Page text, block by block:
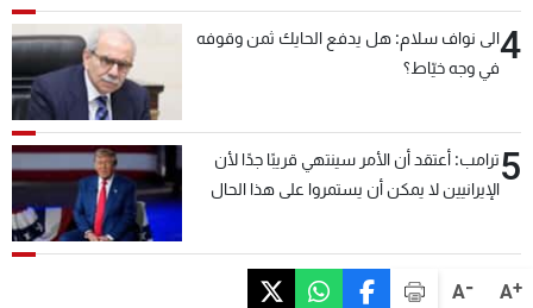
A+
A-
4الى نواف سلام: هل يدفع الحايك ثمن وقوفه
في وجه خيّاط؟
5ترامب: أعتقد أن الأمر سينتهي قريبًا جدًا لأن
الإيرانيين لا يمكن أن يستمروا على هذا الحال